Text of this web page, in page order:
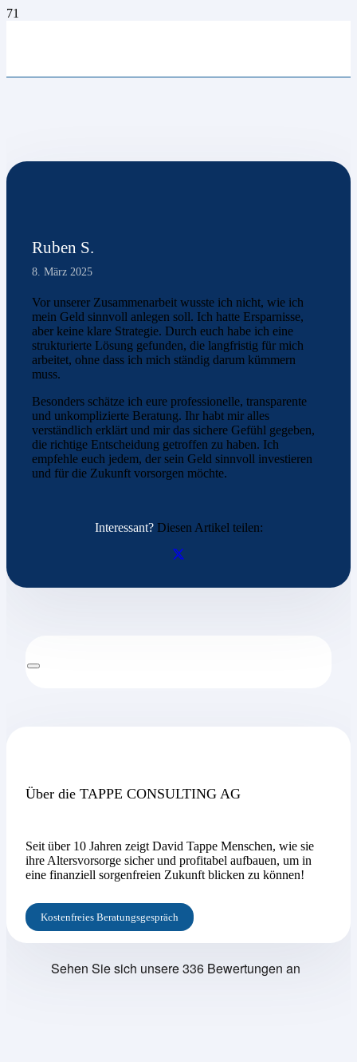
Ruben S.
8. März 2025
Vor unserer Zusammenarbeit wusste ich nicht, wie ich
mein Geld sinnvoll anlegen soll. Ich hatte Ersparnisse,
aber keine klare Strategie. Durch euch habe ich eine
strukturierte Lösung gefunden, die langfristig für mich
arbeitet, ohne dass ich mich ständig darum kümmern
muss.
Besonders schätze ich eure professionelle, transparente
und unkomplizierte Beratung. Ihr habt mir alles
verständlich erklärt und mir das sichere Gefühl gegeben,
die richtige Entscheidung getroffen zu haben. Ich
empfehle euch jedem, der sein Geld sinnvoll investieren
und für die Zukunft vorsorgen möchte.
Interessant?Diesen Artikel teilen:
Über die TAPPE CONSULTING AG
Seit über 10 Jahren zeigt David Tappe Menschen, wie sie
ihre Altersvorsorge sicher und profitabel aufbauen, um in
eine finanziell sorgenfreien Zukunft blicken zu können!
Kostenfreies Beratungsgespräch